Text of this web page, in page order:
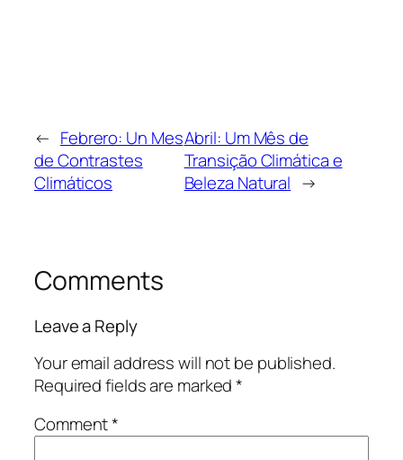
← Febrero: Un Mes
de Contrastes
Climáticos
Abril: Um Mês de
Transição Climática e
Beleza Natural →
Comments
Leave a Reply
Your email address will not be published.
Required fields are marked*
Comment*